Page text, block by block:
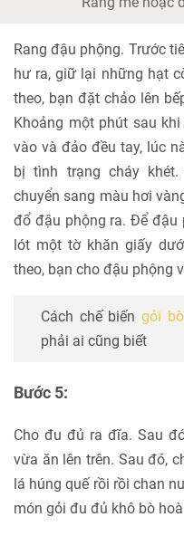
Rang đậu phộng. Trước
hư ra, giữ lại những hạt
theo, bạn đặt chảo lên
Khoảng một phút sau
vào và đảo đều tay, lúc
bị tình trạng cháy
chuyển sang màu hơi
đổ đậu phộng ra. Để đậu
lót một tờ khăn giấy
theo, bạn cho đậu phộng
Cách chế biến gỏi
phải ai cũng biết
Bước 5:
Cho đu đủ ra đĩa. Sau
vừa ăn lên trên. Sau đó,
lá húng quế rồi rồi chan
món gỏi đu đủ khô bò